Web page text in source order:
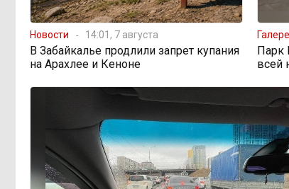
Новости 14:01, 7 августа
В Забайкалье продлили запрет купания
на Арахлее и Кеноне
Парк
всей